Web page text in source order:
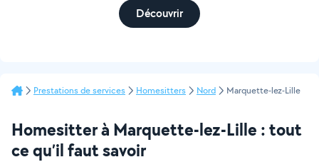
Découvrir
Prestations de services Homesitters Nord Marquette-lez-Lille
Homesitter à Marquette-lez-Lille : tout
ce qu’il faut savoir